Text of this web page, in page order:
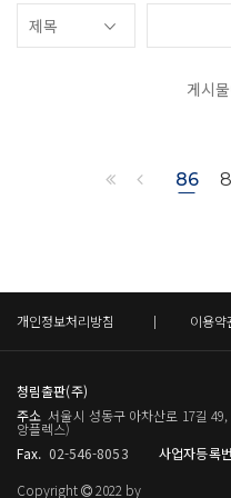
게시
86
개인정보처리방침 이용약
청림출판(주)
주소 서울시 성동구 아차산로 17길
앙플렉스)
Fax. 02-546-8053 사업자등록
Copyright
2022 by